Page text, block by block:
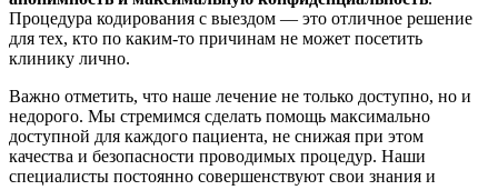
Процедура кодирования с выездом — это отличное решение
для тех, кто по каким-то причинам не может посетить
клинику лично.
Важно отметить, что наше лечение не только доступно, но и
недорого. Мы стремимся сделать помощь максимально
доступной для каждого пациента, не снижая при этом
качества и безопасности проводимых процедур. Наши
специалисты постоянно совершенствуют свои знания и